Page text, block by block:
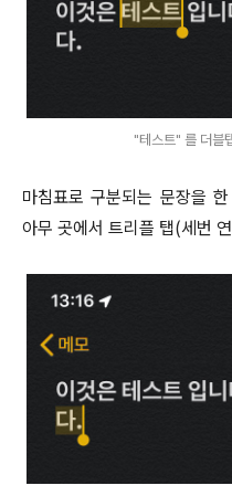
"테스트" 를 더블
마침표로 구분되는 문장을
아무 곳에서 트리플 탭(세번